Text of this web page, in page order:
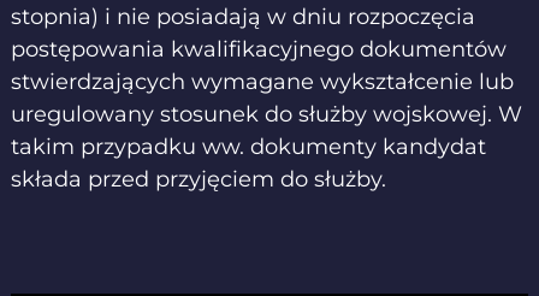
stopnia) i nie posiadają w dniu rozpoczęcia
postępowania kwalifikacyjnego dokumentów
stwierdzających wymagane wykształcenie lub
uregulowany stosunek do służby wojskowej. W
takim przypadku ww. dokumenty kandydat
składa przed przyjęciem do służby.